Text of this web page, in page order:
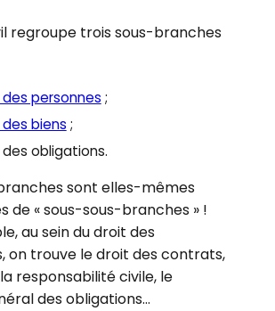
regroupe trois sous-branches
personnes ;
biens ;
obligations.
sont elles-mêmes
de « sous-sous-branches » !
au sein du droit des
on trouve le droit des contrats,
responsabilité civile, le
des obligations…